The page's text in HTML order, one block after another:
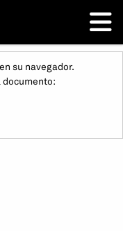
su navegador.
documento: